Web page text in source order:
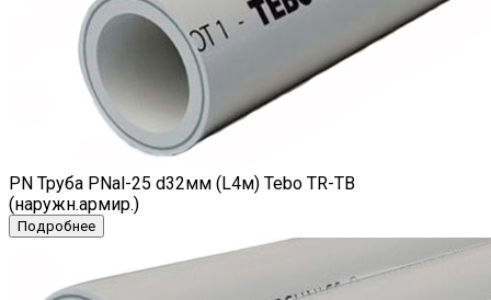
PN Труба PNal-25 d32мм (L4м) Tebo TR-TB
(наружн.армир.)